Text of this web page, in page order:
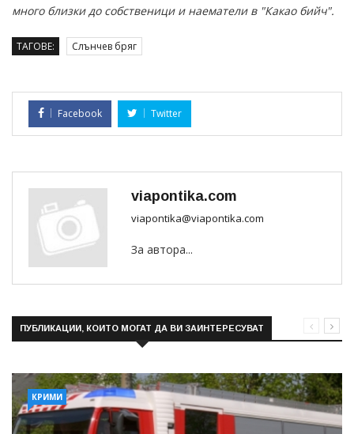
много близки до собственици и наематели в "Какао бийч".
ТАГОВЕ: Слънчев бряг
Facebook Twitter
viapontika.com
viapontika@viapontika.com
За автора...
ПУБЛИКАЦИИ, КОИТО МОГАТ ДА ВИ ЗАИНТЕРЕСУВАТ
КРИМИ